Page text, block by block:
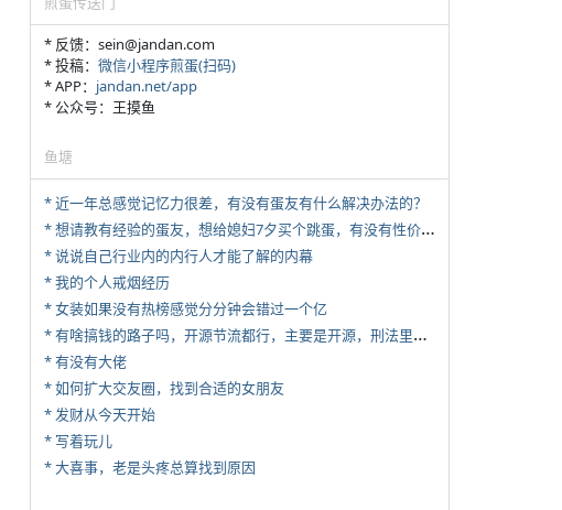
* 反馈：sein@jandan.com
* 投稿： 微信小程序煎蛋(扫码)
* APP： jandan.net/app
* 公众号：王摸鱼
鱼塘
* 近一年总感觉记忆力很差，有没有蛋友有什么解决办法的？
*
想请教有经验的蛋友，想给媳妇7夕买个跳蛋，有没有性价比高的推荐
* 说说自己行业内的内行人才能了解的内幕
* 我的个人戒烟经历
* 女装如果没有热榜感觉分分钟会错过一个亿
*
有啥搞钱的路子吗，开源节流都行，主要是开源，刑法里的咱不做
* 有没有大佬
* 如何扩大交友圈，找到合适的女朋友
* 发财从今天开始
* 写着玩儿
* 大喜事，老是头疼总算找到原因